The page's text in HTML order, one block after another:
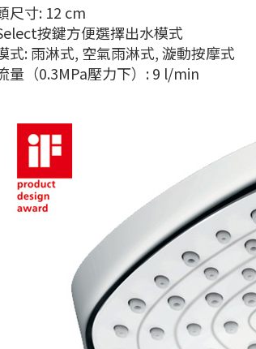
尺寸: 12 cm
按鍵方便選擇出水模式
: 雨淋式, 空氣雨淋式, 漩動按摩式
量（0.3MPa壓力下）: 9 l/min